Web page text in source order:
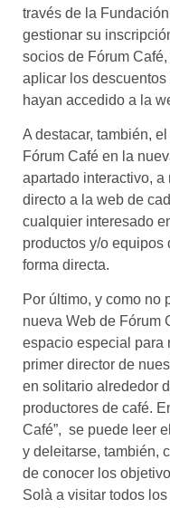
través de la
gestionar su
socios de Fórum
aplicar los
hayan accedido a la
A destacar, también,
Fórum Café en la
apartado interactivo,
directo a la web de
cualquier interesado
productos y/o equipos
forma directa.
Por último, y como no
nueva Web de Fórum
espacio especial para
primer director de
en solitario alrededor
productores de café.
Café”, se puede leer
y deleitarse, también,
de conocer los
Solà a visitar todos